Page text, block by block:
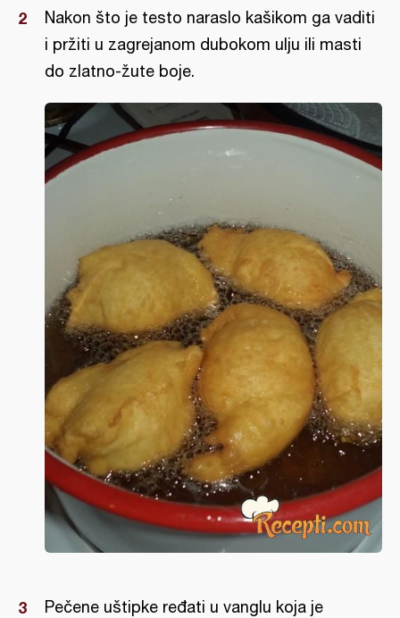
Nakon što je testo naraslo kašikom ga vaditi
i pržiti u zagrejanom dubokom ulju ili masti
do zlatno-žute boje.
Pečene uštipke ređati u vanglu koja je